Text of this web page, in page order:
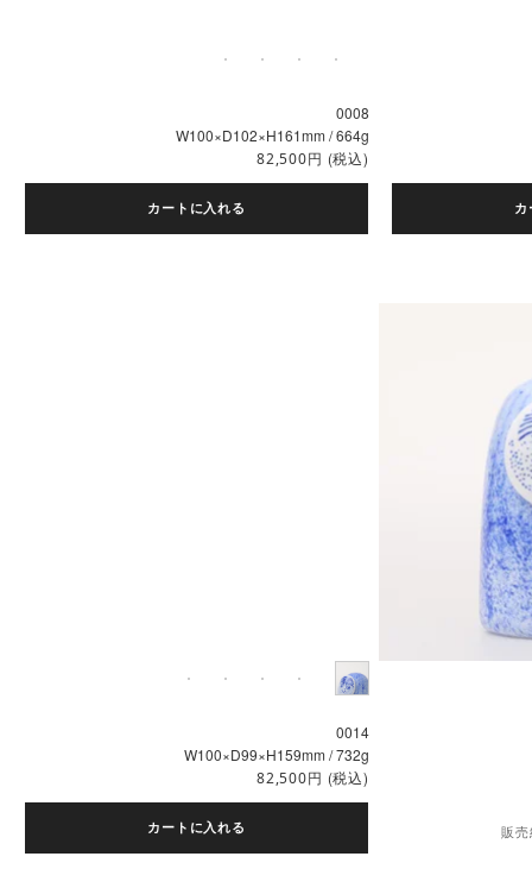
0008
W100×D102×H161mm / 664g
82,500円 (税込)
カートに入れる カ
0014
W100×D99×H159mm / 732g
82,500円 (税込)
カートに入れる 販